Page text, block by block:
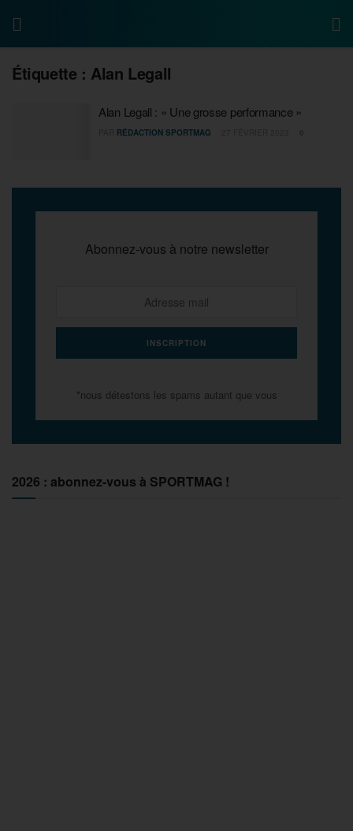
Étiquette : Alan Legall
Alan Legall : « Une grosse performance »
RÉDACTION SPORTMAG
Abonnez-vous à notre newsletter
*nous détestons les spams autant que vous
2026 : abonnez-vous à SPORTMAG !